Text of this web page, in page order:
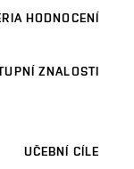
HODNOCENÍ
ZNALOSTI
UČEBNÍ CÍLE